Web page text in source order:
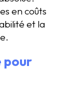
en coûts
et la
pour